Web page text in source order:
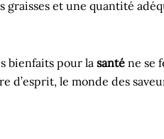
graisses et une quantité
bienfaits pour la santé ne se
d’esprit, le monde des